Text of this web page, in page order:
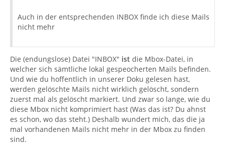
Auch in der entsprechenden INBOX finde ich diese Mails
nicht mehr
Die (endungslose) Datei "INBOX" ist die Mbox-Datei, in
welcher sich sämtliche lokal gespeocherten Mails befinden.
Und wie du hoffentlich in unserer Doku gelesen hast,
werden gelöschte Mails nicht wirklich gelöscht, sondern
zuerst mal als gelöscht markiert. Und zwar so lange, wie du
diese Mbox nicht komprimiert hast (Was das ist? Du ahnst
es schon, wo das steht.) Deshalb wundert mich, das die ja
mal vorhandenen Mails nicht mehr in der Mbox zu finden
sind.